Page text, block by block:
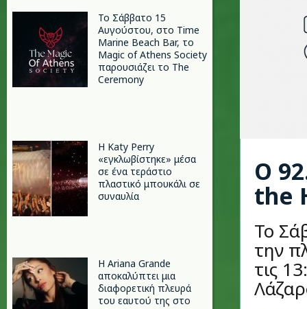
Το Σάββατο 15
Αυγούστου, στο Time
Marine Beach Bar, το
Magic of Athens Society
παρουσιάζει το The
Ceremony
H Katy Perry
«εγκλωβίστηκε» μέσα
σε ένα τεράστιο
πλαστικό μπουκάλι σε
συναυλία
Η Ariana Grande
αποκαλύπτει μια
διαφορετική πλευρά
του εαυτού της στο
O
the
Το
την
τις